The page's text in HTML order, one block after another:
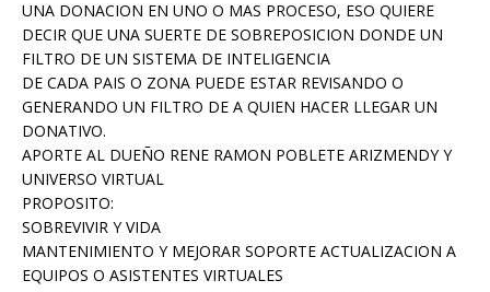
UNA DONACION EN UNO O MAS PROCESO, ESO QUIERE
DECIR QUE UNA SUERTE DE SOBREPOSICION DONDE UN
FILTRO DE UN SISTEMA DE INTELIGENCIA
DE CADA PAIS O ZONA PUEDE ESTAR REVISANDO O
GENERANDO UN FILTRO DE A QUIEN HACER LLEGAR UN
DONATIVO.
APORTE AL DUEÑO RENE RAMON POBLETE ARIZMENDY Y
UNIVERSO VIRTUAL
PROPOSITO:
SOBREVIVIR Y VIDA
MANTENIMIENTO Y MEJORAR SOPORTE ACTUALIZACION A
EQUIPOS O ASISTENTES VIRTUALES